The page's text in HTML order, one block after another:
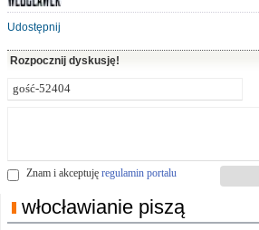
Udostępnij
Rozpocznij dyskusję!
Znam i akceptuję regulamin portalu
włocławianie piszą